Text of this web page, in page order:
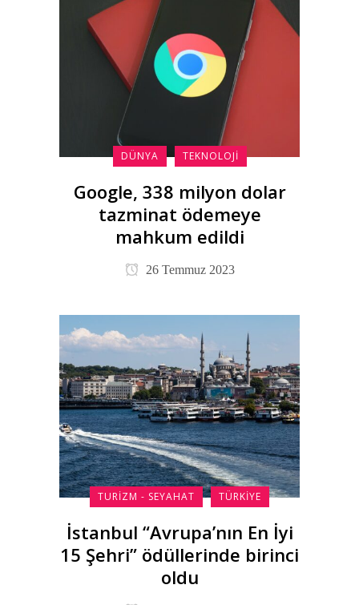
DÜNYA TEKNOLOJI
Google, 338 milyon dolar
tazminat ödemeye
mahkum edildi
26 Temmuz 2023
TURIZM - SEYAHAT TÜRKIYE
İstanbul “Avrupa’nın En İyi
15 Şehri” ödüllerinde birinci
oldu